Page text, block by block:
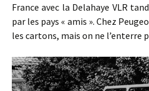
France avec la Delahaye VLR
par les pays « amis ». Chez
les cartons, mais on ne l’enterre